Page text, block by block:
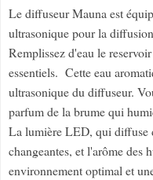
Le diffuseur Mauna est
ultrasonique pour la
Remplissez d'eau le
essentiels. Cette eau
ultrasonique du diffuseur.
parfum de la brume qui
La lumière LED, qui diffuse
changeantes, et l'arôme des
environnement optimal et